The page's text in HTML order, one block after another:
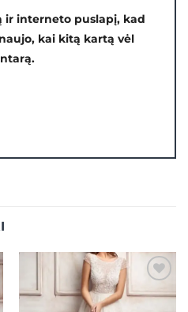
ir interneto puslapį, kad
kai kitą kartą vėl
Mėgstamiausias